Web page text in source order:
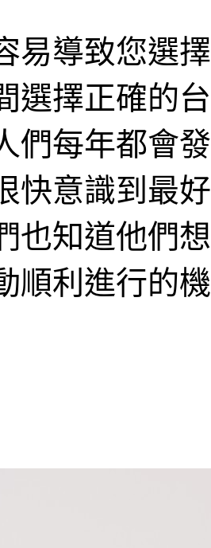
易導致您選
選擇正確的
們每年都會
快意識到最
也知道他們
順利進行的